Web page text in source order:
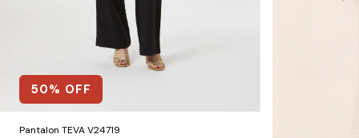
50% OFF
Pantalon TEVA V24719